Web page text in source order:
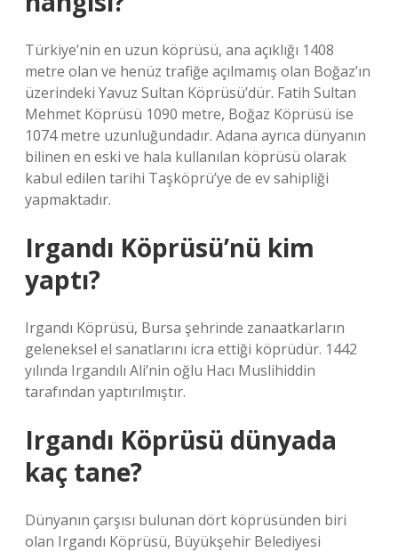
Türkiye’nin en uzun köprüsü, ana açıklığı 1408
metre olan ve henüz trafiğe açılmamış olan Boğaz’ın
üzerindeki Yavuz Sultan Köprüsü’dür. Fatih Sultan
Mehmet Köprüsü 1090 metre, Boğaz Köprüsü ise
1074 metre uzunluğundadır. Adana ayrıca dünyanın
bilinen en eski ve hala kullanılan köprüsü olarak
kabul edilen tarihi Taşköprü’ye de ev sahipliği
yapmaktadır.
Irgandı Köprüsü’nü kim
yaptı?
Irgandı Köprüsü, Bursa şehrinde zanaatkarların
geleneksel el sanatlarını icra ettiği köprüdür. 1442
yılında Irgandılı Ali’nin oğlu Hacı Muslihiddin
tarafından yaptırılmıştır.
Irgandı Köprüsü dünyada
kaç tane?
Dünyanın çarşısı bulunan dört köprüsünden biri
olan Irgandı Köprüsü, Büyükşehir Belediyesi